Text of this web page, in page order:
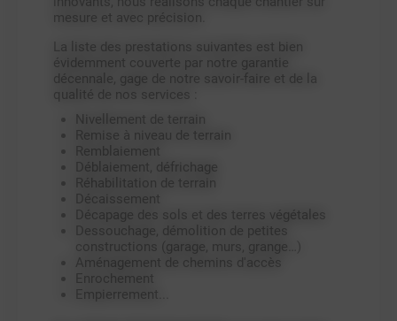
mesure et avec précision.
La liste des prestations suivantes est bien
évidemment couverte par notre garantie
décennale, gage de notre savoir-faire et de la
qualité de nos services :
Nivellement de terrain
Remise à niveau de terrain
Remblaiement
Déblaiement, défrichage
Réhabilitation de terrain
Décaissement
Décapage des sols et des terres végétales
Dessouchage, démolition de petites
constructions (garage, murs, grange…)
Aménagement de chemins d'accès
Enrochement
Empierrement...